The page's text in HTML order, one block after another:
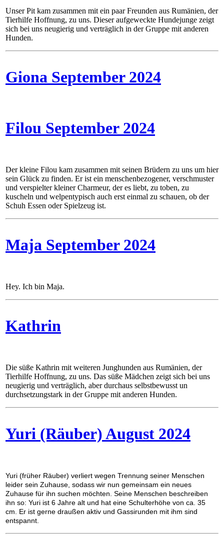
Unser Pit kam zusammen mit ein paar Freunden aus Rumänien, der
Tierhilfe Hoffnung, zu uns. Dieser aufgeweckte Hundejunge zeigt
sich bei uns neugierig und verträglich in der Gruppe mit anderen
Hunden.
Giona September 2024
Filou September 2024
Der kleine Filou kam zusammen mit seinen Brüdern zu uns um hier
sein Glück zu finden. Er ist ein menschenbezogener, verschmuster
und verspielter kleiner Charmeur, der es liebt, zu toben, zu
kuscheln und welpentypisch auch erst einmal zu schauen, ob der
Schuh Essen oder Spielzeug ist.
Maja September 2024
Hey. Ich bin Maja.
Kathrin
Die süße Kathrin mit weiteren Junghunden aus Rumänien, der
Tierhilfe Hoffnung, zu uns. Das süße Mädchen zeigt sich bei uns
neugierig und verträglich, aber durchaus selbstbewusst un
durchsetzungstark in der Gruppe mit anderen Hunden.
Yuri (Räuber) August 2024
Yuri (früher Räuber) verliert wegen Trennung seiner Menschen
leider sein Zuhause, sodass wir nun gemeinsam ein neues
Zuhause für ihn suchen möchten. Seine Menschen beschreiben
ihn so: Yuri ist 6 Jahre alt und hat eine Schulterhöhe von ca. 35
cm. Er ist gerne draußen aktiv und Gassirunden mit ihm sind
entspannt.